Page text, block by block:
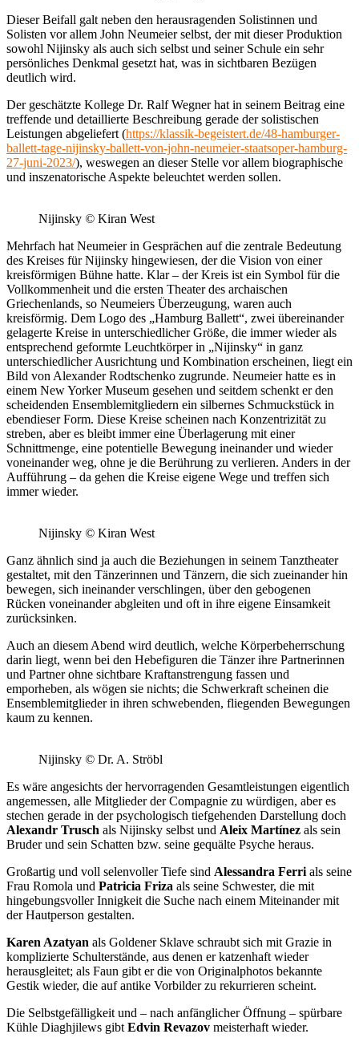
Dieser Beifall galt neben den herausragenden Solistinnen und
Solisten vor allem John Neumeier selbst, der mit dieser Produktion
sowohl Nijinsky als auch sich selbst und seiner Schule ein sehr
persönliches Denkmal gesetzt hat, was in sichtbaren Bezügen
deutlich wird.
Der geschätzte Kollege Dr. Ralf Wegner hat in seinem Beitrag eine
treffende und detaillierte Beschreibung gerade der solistischen
Leistungen abgeliefert (https://klassik-begeistert.de/48-hamburger-
ballett-tage-nijinsky-ballett-von-john-neumeier-staatsoper-hamburg-
27-juni-2023/), weswegen an dieser Stelle vor allem biographische
und inszenatorische Aspekte beleuchtet werden sollen.
Nijinsky © Kiran West
Mehrfach hat Neumeier in Gesprächen auf die zentrale Bedeutung
des Kreises für Nijinsky hingewiesen, der die Vision von einer
kreisförmigen Bühne hatte. Klar – der Kreis ist ein Symbol für die
Vollkommenheit und die ersten Theater des archaischen
Griechenlands, so Neumeiers Überzeugung, waren auch
kreisförmig. Dem Logo des „Hamburg Ballett“, zwei übereinander
gelagerte Kreise in unterschiedlicher Größe, die immer wieder als
entsprechend geformte Leuchtkörper in „Nijinsky“ in ganz
unterschiedlicher Ausrichtung und Kombination erscheinen, liegt ein
Bild von Alexander Rodtschenko zugrunde. Neumeier hatte es in
einem New Yorker Museum gesehen und seitdem schenkt er den
scheidenden Ensemblemitgliedern ein silbernes Schmuckstück in
ebendieser Form. Diese Kreise scheinen nach Konzentrizität zu
streben, aber es bleibt immer eine Überlagerung mit einer
Schnittmenge, eine potentielle Bewegung ineinander und wieder
voneinander weg, ohne je die Berührung zu verlieren. Anders in der
Aufführung – da gehen die Kreise eigene Wege und treffen sich
immer wieder.
Nijinsky © Kiran West
Ganz ähnlich sind ja auch die Beziehungen in seinem Tanztheater
gestaltet, mit den Tänzerinnen und Tänzern, die sich zueinander hin
bewegen, sich ineinander verschlingen, über den gebogenen
Rücken voneinander abgleiten und oft in ihre eigene Einsamkeit
zurücksinken.
Auch an diesem Abend wird deutlich, welche Körperbeherrschung
darin liegt, wenn bei den Hebefiguren die Tänzer ihre Partnerinnen
und Partner ohne sichtbare Kraftanstrengung fassen und
emporheben, als wögen sie nichts; die Schwerkraft scheinen die
Ensemblemitglieder in ihren schwebenden, fliegenden Bewegungen
kaum zu kennen.
Nijinsky © Dr. A. Ströbl
Es wäre angesichts der hervorragenden Gesamtleistungen eigentlich
angemessen, alle Mitglieder der Compagnie zu würdigen, aber es
stechen gerade in der psychologisch tiefgehenden Darstellung doch
Alexandr Trusch als Nijinsky selbst und Aleix Martínez als sein
Bruder und sein Schatten bzw. seine gequälte Psyche heraus.
Großartig und voll selenvoller Tiefe sind Alessandra Ferri als seine
Frau Romola und Patricia Friza als seine Schwester, die mit
hingebungsvoller Innigkeit die Suche nach einem Miteinander mit
der Hautperson gestalten.
Karen Azatyan als Goldener Sklave schraubt sich mit Grazie in
komplizierte Schulterstände, aus denen er katzenhaft wieder
herausgleitet; als Faun gibt er die von Originalphotos bekannte
Gestik wieder, die auf antike Vorbilder zu rekurrieren scheint.
Die Selbstgefälligkeit und – nach anfänglicher Öffnung – spürbare
Kühle Diaghjilews gibt Edvin Revazov meisterhaft wieder.